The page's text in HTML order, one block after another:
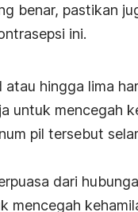
benar, pastikan
ini.
hingga lima
untuk mencegah
pil tersebut
dari
mencegah